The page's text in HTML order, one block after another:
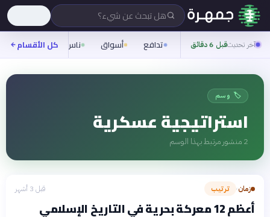
هل تبحث عن شيء؟
آخر تحديثقبل 6 دقائق تدافع أسواق ناس روح
كل الأقسام
🏷️ وسم
استراتيجية عسكرية
2 منشور مرتبط بهذا الوسم
زمان› ترتيب قبل 3 أشهر
أعظم 12 معركة بحرية في التاريخ الإسلامي